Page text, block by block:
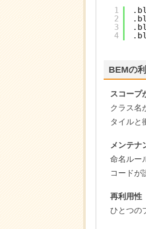
1
2
3
4
BEMの
スコープ
クラス名
タイルと
メンテナ
命名ルー
コードが
再利用性
ひとつの